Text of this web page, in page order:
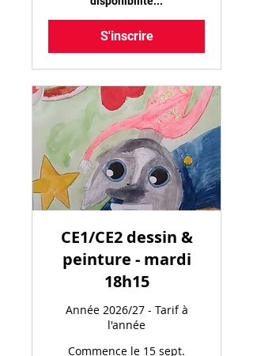
S'inscrire
CE1/CE2 dessin &
peinture - mardi
18h15
Année 2026/27 - Tarif à
l'année
Commence le 15 sept.